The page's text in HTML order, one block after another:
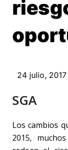
24 julio, 2017
SGA
Los cambios
2015,